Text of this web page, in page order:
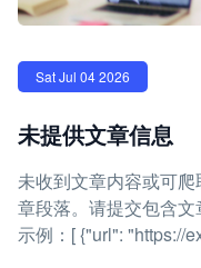
Sat Jul 04 2026
未提供文章信息
未收到文章内容或可
章段落。请提交包含
示例：[ {"url": "https://